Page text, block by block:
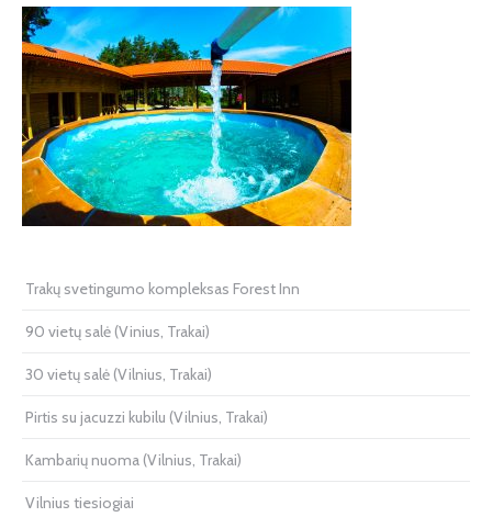
Trakų svetingumo kompleksas Forest Inn
90 vietų salė (Vinius, Trakai)
30 vietų salė (Vilnius, Trakai)
Pirtis su jacuzzi kubilu (Vilnius, Trakai)
Kambarių nuoma (Vilnius, Trakai)
Vilnius tiesiogiai